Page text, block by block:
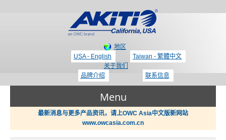
地区
USA - English
Taiwan - 繁體中文
关于我们
品牌介绍
联系信息
Menu
最新消息与更多产品资讯，请上OWC Asia中文版新网站
www.owcasia.com.cn